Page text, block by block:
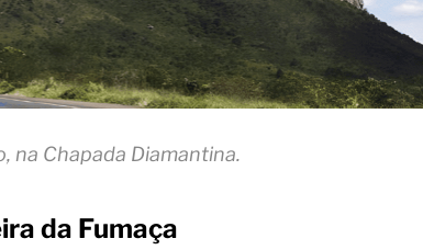
na Chapada Diamantina.
da Fumaça